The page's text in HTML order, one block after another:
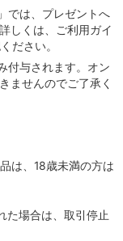
では、プレゼントへ
しくは、ご利⽤ガイ
ださい。
付与されます。オン
ませんのでご了承く
は、18歳未満の方は
た場合は、取引停止